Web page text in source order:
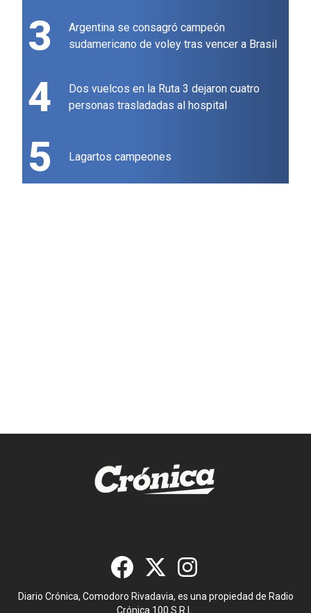
3
Argentina se consagró campeón
sudamericano de voley tras vencer a Brasil
4
Dos vuelcos en la Ruta 3 dejaron cuatro
personas trasladadas al hospital
5 Lagartos campeones
Diario Crónica, Comodoro Rivadavia, es una propiedad de Radio
Crónica 100 S.R.L.